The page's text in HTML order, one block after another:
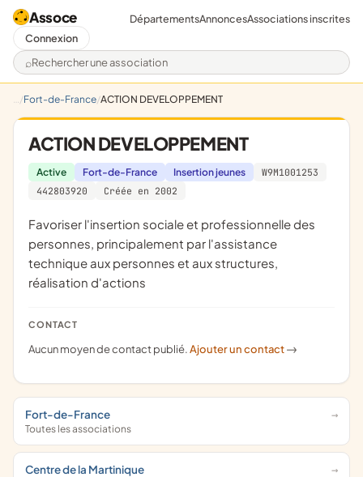
Assoce
Rechercher une association
DépartementsAnnoncesAssociations inscrites
Connexion
Fort-de-France ACTION DEVELOPPEMENT
ACTION DEVELOPPEMENT
Active Fort-de-France Insertion jeunes
W9M1001253
442803920
Créée en 2002
favoriser l'insertion sociale et professionnelle des
personnes, principalement par l'assistance
technique aux personnes et aux structures,
réalisation d'actions
CONTACT
Aucun moyen de contact publié.Ajouter un contact ->
Fort-de-France
Toutes les associations
Centre de la Martinique